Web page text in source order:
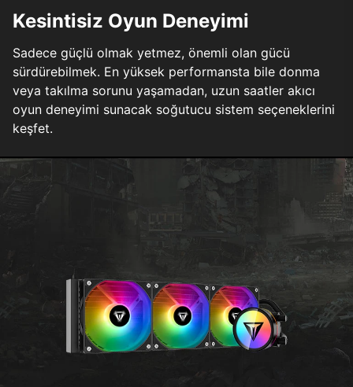
Kesintisiz Oyun Deneyimi
Sadece güçlü olmak yetmez, önemli olan gücü
sürdürebilmek. En yüksek performansta bile donma
veya takılma sorunu yaşamadan, uzun saatler akıcı
oyun deneyimi sunacak soğutucu sistem seçeneklerini
keşfet.